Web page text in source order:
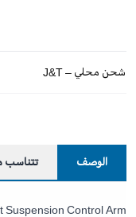
شحن محلي – J&T
الوصف تتناسب
Suspension Control Arm